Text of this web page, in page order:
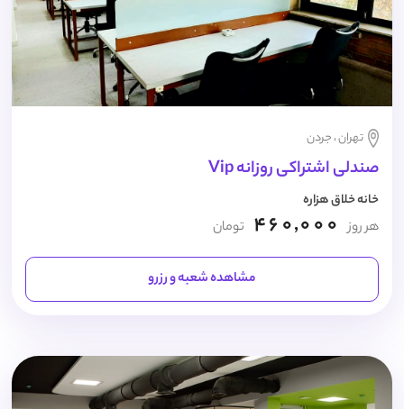
تهران ، جردن
صندلی اشتراکی روزانه Vip
خانه خلاق هزاره
هر روز 460,000 تومان
مشاهده شعبه و رزرو